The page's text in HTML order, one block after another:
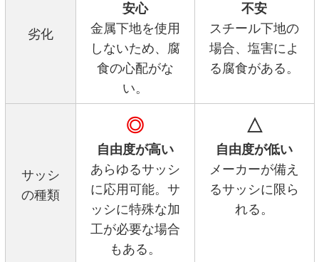
劣化
安心
金属下地を使用
しないため、腐
食の心配がな
い。
不安
スチール下地の
場合、塩害によ
る腐食がある。
サッシ
の種類
◎
自由度が高い
あらゆるサッシ
に応用可能。サ
ッシに特殊な加
工が必要な場合
もある。
△
自由度が低い
メーカーが備え
るサッシに限ら
れる。